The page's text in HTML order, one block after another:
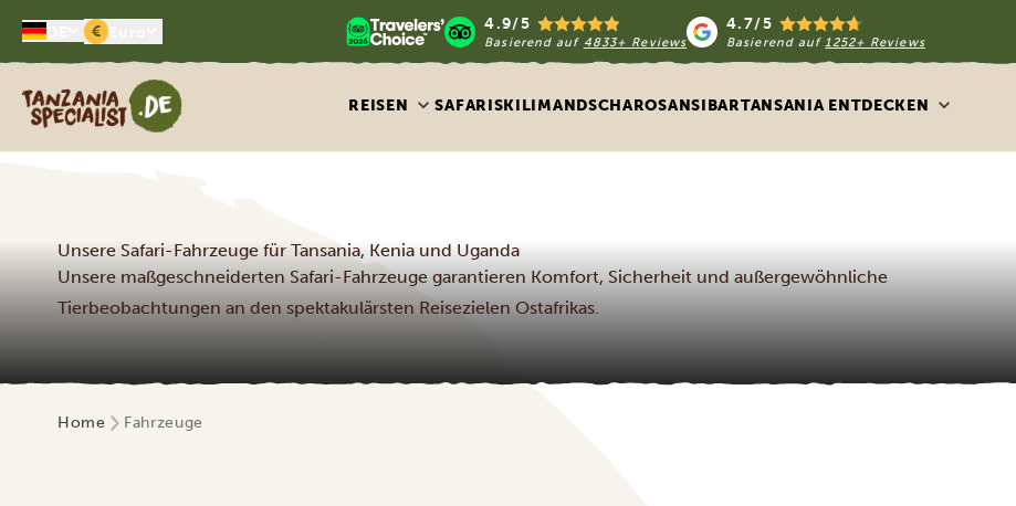
€ 4.9/5
Basierend auf 4833+ Reviews
4.7/5
Basierend auf1252+ Reviews
Tanzania Specialist
REISEN SAFARISKILIMANDSCHAROSANSIBARTANSANIA ENTDECKEN
Unsere Safari-Fahrzeuge für Tansania, Kenia und Uganda
Unsere maßgeschneiderten Safari-Fahrzeuge garantieren Komfort, Sicherheit und außergewöhnliche
Tierbeobachtungen an den spektakulärsten Reisezielen Ostafrikas.
Home Fahrzeuge